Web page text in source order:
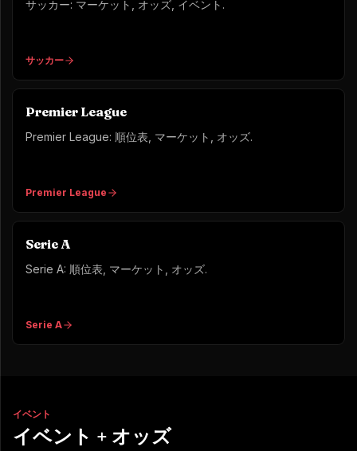
サッカー: マーケット, オッズ, イベント.
サッカー
Premier League
Premier League: 順位表, マーケット, オッズ.
Premier League
Serie A
Serie A: 順位表, マーケット, オッズ.
Serie A
イベント
イベント + オッズ